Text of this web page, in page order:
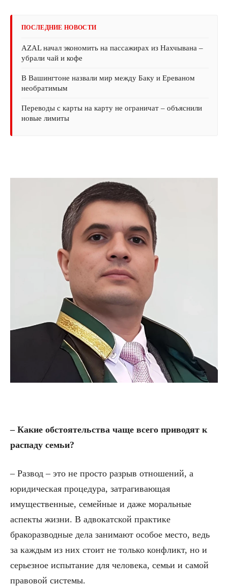
ПОСЛЕДНИЕ НОВОСТИ
AZAL начал экономить на пассажирах из Нахчывана –
убрали чай и кофе
В Вашингтоне назвали мир между Баку и Ереваном
необратимым
Переводы с карты на карту не ограничат – объяснили
новые лимиты
– Какие обстоятельства чаще всего приводят к
распаду семьи?
– Развод – это не просто разрыв отношений, а
юридическая процедура, затрагивающая
имущественные, семейные и даже моральные
аспекты жизни. В адвокатской практике
бракоразводные дела занимают особое место, ведь
за каждым из них стоит не только конфликт, но и
серьезное испытание для человека, семьи и самой
правовой системы.